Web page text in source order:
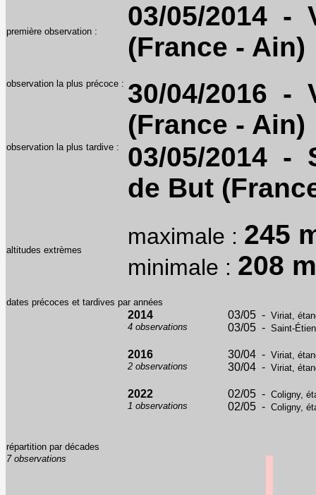
première observation :
03/05/2014 -
(France - Ain)
observation la plus précoce : 30/04/2016 -
(France - Ain)
observation la plus tardive :
03/05/2014 -
de But
altitudes extrèmes
maximale : 245
minimale : 208 m
dates précoces et tardives par années
2014
4 observations
03/05 - Viriat,
03/05 - Saint-
2016
2 observations
30/04 - Viriat,
30/04 - Viriat,
2022
1 observations
02/05 - Coligny,
02/05 - Coligny,
répartition par décades
7 observations